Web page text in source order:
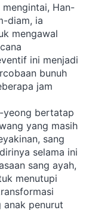
mengintai, Han-
diam, ia
mengawal
ini menjadi
bunuh
jam
yeong bertatap
yang masih
sang
selama ini
sang ayah,
menutupi
penurut